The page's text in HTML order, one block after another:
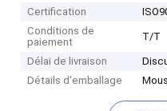
Certification
Conditions de
paiement
T/T
Délai de livraison
Détails d'emballage